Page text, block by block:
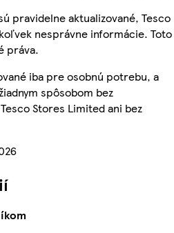
pravidelne aktualizované, Tesco
nesprávne informácie. Toto
práva.
iba pre osobnú potrebu, a
spôsobom bez
Stores Limited ani bez